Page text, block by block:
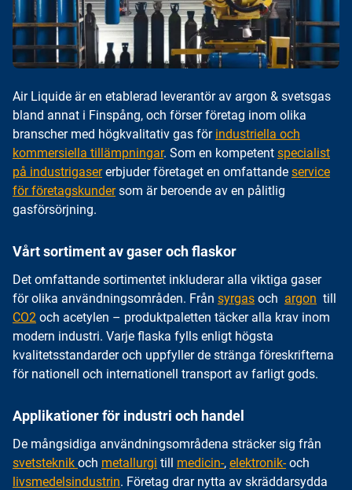
Air Liquide är en etablerad leverantör av argon & svetsgas
bland annat i Finspång, och förser företag inom olika
branscher med högkvalitativ gas för industriella och
kommersiella tillämpningar. Som en kompetent specialist
på industrigasererbjuder företaget en omfattande service
för företagskundersom är beroende av en pålitlig
gasförsörjning.
Vårt sortiment av gaser och flaskor
Det omfattande sortimentet inkluderar alla viktiga gaser
för olika användningsområden. Från syrgas och argon till
CO2 och acetylen – produktpaletten täcker alla krav inom
modern industri. Varje flaska fylls enligt högsta
kvalitetsstandarder och uppfyller de stränga föreskrifterna
för nationell och internationell transport av farligt gods.
Applikationer för industri och handel
De mångsidiga användningsområdena sträcker sig från
svetsteknik och metallurgi till medicin-, elektronik-och
livsmedelsindustrin. Företag drar nytta av skräddarsydda